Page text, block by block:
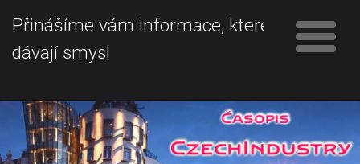
Přinášíme vám informace, které
dávají smysl